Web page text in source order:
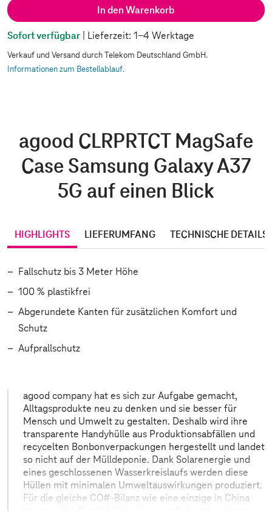
In den Warenkorb
Sofort verfügbar | Lieferzeit: 1-4 Werktage
Verkauf und Versand durch Telekom Deutschland GmbH.
Informationen zum Bestellablauf.
agood CLRPRTCT MagSafe
Case Samsung Galaxy A37
5G auf einen Blick
HIGHLIGHTS LIEFERUMFANG TECHNISCHE DETAILS
Fallschutz bis 3 Meter Höhe
100 % plastikfrei
Abgerundete Kanten für zusätzlichen Komfort und
Schutz
Aufprallschutz
agood company hat es sich zur Aufgabe gemacht,
Alltagsprodukte neu zu denken und sie besser für
Mensch und Umwelt zu gestalten. Deshalb wird ihre
transparente Handyhülle aus Produktionsabfällen und
recycelten Bonbonverpackungen hergestellt und landet
so nicht auf der Mülldeponie. Dank Solarenergie und
eines geschlossenen Wasserkreislaufs werden diese
Hüllen mit minimalen Umweltauswirkungen produziert.
Für die gleiche CO#-Bilanz wie eine einzige in China